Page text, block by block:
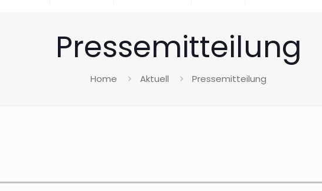
Pressemitteilung
Home Aktuell Pressemitteilung